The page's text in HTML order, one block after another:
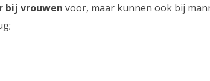
bij vrouwen voor, maar kunnen ook bij